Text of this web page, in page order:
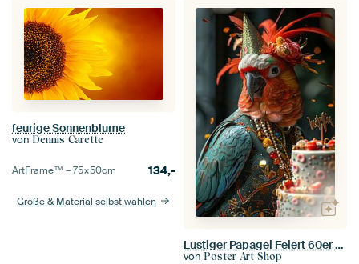
feurige Sonnenblume
von Dennis Carette
ArtFrame™ –75×50cm 134,-
Größe & Material selbst wählen
Lustiger Papagei Feiert 60er 70er Disco Geburtstag
von Poster Art Shop